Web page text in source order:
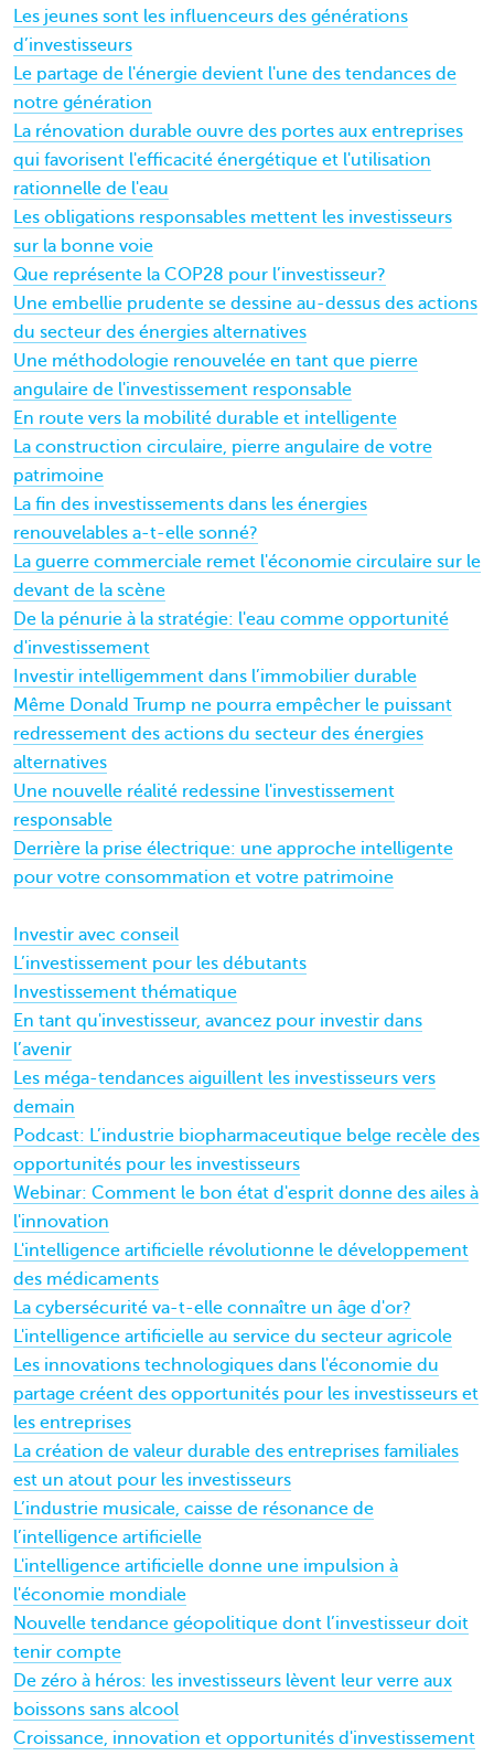
Les jeunes sont les influenceurs des générations
d’investisseurs
Le partage de l'énergie devient l'une des tendances de
notre génération
La rénovation durable ouvre des portes aux entreprises
qui favorisent l'efficacité énergétique et l'utilisation
rationnelle de l'eau
Les obligations responsables mettent les investisseurs
sur la bonne voie
Que représente la COP28 pour l’investisseur?
Une embellie prudente se dessine au-dessus des actions
du secteur des énergies alternatives
Une méthodologie renouvelée en tant que pierre
angulaire de l'investissement responsable
En route vers la mobilité durable et intelligente
La construction circulaire, pierre angulaire de votre
patrimoine
La fin des investissements dans les énergies
renouvelables a-t-elle sonné?
La guerre commerciale remet l'économie circulaire sur le
devant de la scène
De la pénurie à la stratégie: l'eau comme opportunité
d'investissement
Investir intelligemment dans l’immobilier durable
Même Donald Trump ne pourra empêcher le puissant
redressement des actions du secteur des énergies
alternatives
Une nouvelle réalité redessine l'investissement
responsable
Derrière la prise électrique: une approche intelligente
pour votre consommation et votre patrimoine
Investir avec conseil
L’investissement pour les débutants
Investissement thématique
En tant qu'investisseur, avancez pour investir dans
l’avenir
Les méga-tendances aiguillent les investisseurs vers
demain
Podcast: L’industrie biopharmaceutique belge recèle des
opportunités pour les investisseurs
Webinar: Comment le bon état d'esprit donne des ailes à
l'innovation
L'intelligence artificielle révolutionne le développement
des médicaments
La cybersécurité va-t-elle connaître un âge d'or?
L'intelligence artificielle au service du secteur agricole
Les innovations technologiques dans l'économie du
partage créent des opportunités pour les investisseurs et
les entreprises
La création de valeur durable des entreprises familiales
est un atout pour les investisseurs
L’industrie musicale, caisse de résonance de
l’intelligence artificielle
L'intelligence artificielle donne une impulsion à
l'économie mondiale
Nouvelle tendance géopolitique dont l’investisseur doit
tenir compte
De zéro à héros: les investisseurs lèvent leur verre aux
boissons sans alcool
Croissance, innovation et opportunités d'investissement